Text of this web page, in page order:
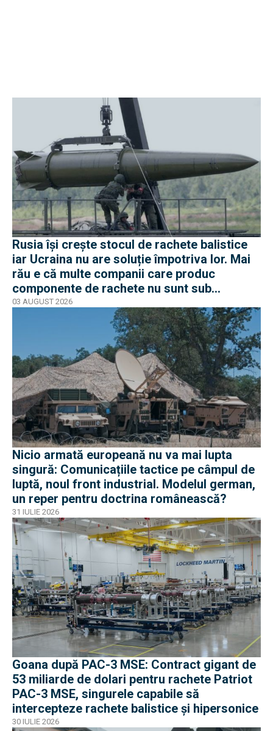
Rusia își crește stocul de rachete balistice
iar Ucraina nu are soluție împotriva lor. Mai
rău e că multe companii care produc
componente de rachete nu sunt sub
sancțiuni în Occident
03 AUGUST 2026
Nicio armată europeană nu va mai lupta
singură: Comunicațiile tactice pe câmpul de
luptă, noul front industrial. Modelul german,
un reper pentru doctrina românească?
31 IULIE 2026
Goana după PAC-3 MSE: Contract gigant de
53 miliarde de dolari pentru rachete Patriot
PAC-3 MSE, singurele capabile să
intercepteze rachete balistice și hipersonice
30 IULIE 2026